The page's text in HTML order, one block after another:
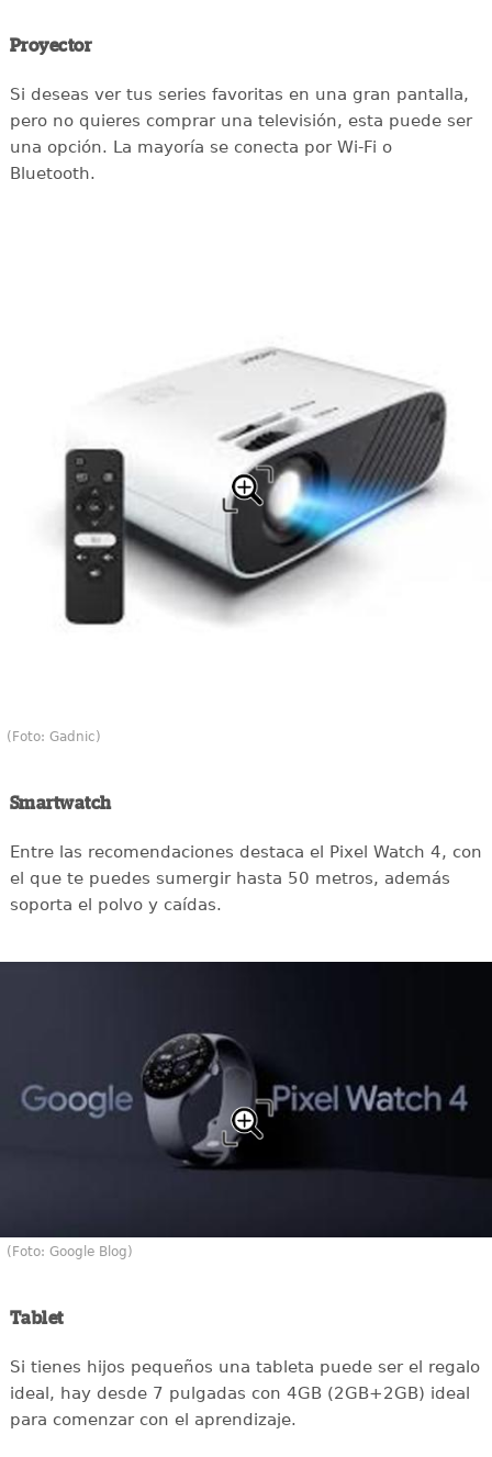
Proyector
Si deseas ver tus series favoritas en una gran pantalla,
pero no quieres comprar una televisión, esta puede ser
una opción. La mayoría se conecta por Wi-Fi o
Bluetooth.
(Foto: Gadnic)
Smartwatch
Entre las recomendaciones destaca el Pixel Watch 4, con
el que te puedes sumergir hasta 50 metros, además
soporta el polvo y caídas.
(Foto: Google Blog)
Tablet
Si tienes hijos pequeños una tableta puede ser el regalo
ideal, hay desde 7 pulgadas con 4GB (2GB+2GB) ideal
para comenzar con el aprendizaje.